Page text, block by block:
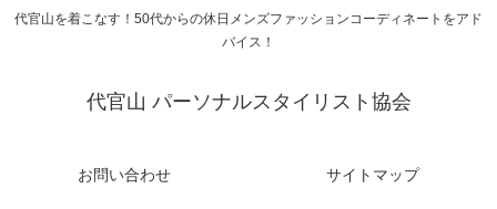
代官山を着こなす！50代からの休日メンズファッションコーディネートをアド
バイス！
代官山 パーソナルスタイリスト協会
お問い合わせ サイトマップ